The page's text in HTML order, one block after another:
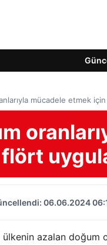
mücadele etmek
06.06.2024
azalan doğum